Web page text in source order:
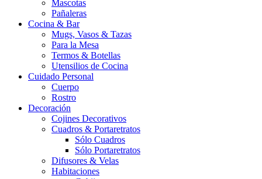
Mascotas
Pañaleras
Cocina & Bar
Mugs, Vasos & Tazas
Para la Mesa
Termos & Botellas
Utensilios de Cocina
Cuidado Personal
Cuerpo
Rostro
Decoración
Cojines Decorativos
Cuadros & Portaretratos
Sólo Cuadros
Sólo Portaretratos
Difusores & Velas
Habitaciones